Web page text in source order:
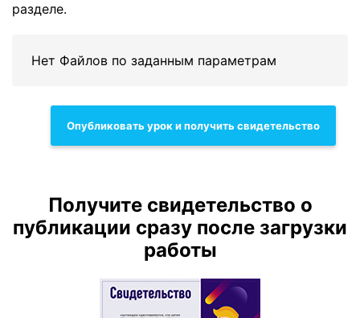
разделе.
Нет Файлов по заданным параметрам
Опубликовать урок и получить свидетельство
Получите свидетельство о
публикации сразу после загрузки
работы